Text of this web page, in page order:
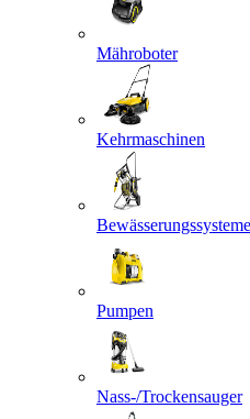
Mähroboter
Kehrmaschinen
Bewässerungssysteme
Pumpen
Nass-/Trockensauger